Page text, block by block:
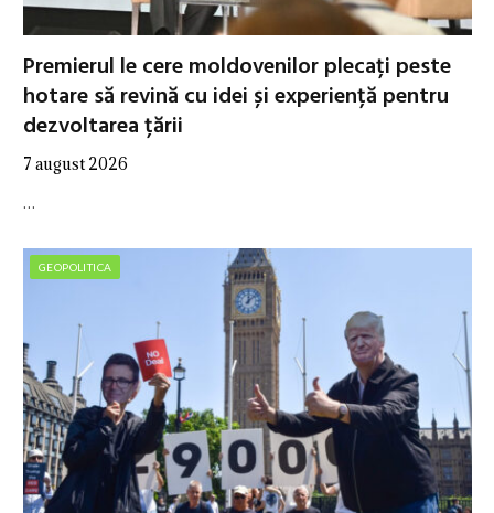
Premierul le cere moldovenilor plecați peste
hotare să revină cu idei și experiență pentru
dezvoltarea țării
7 august 2026
…
GEOPOLITICA